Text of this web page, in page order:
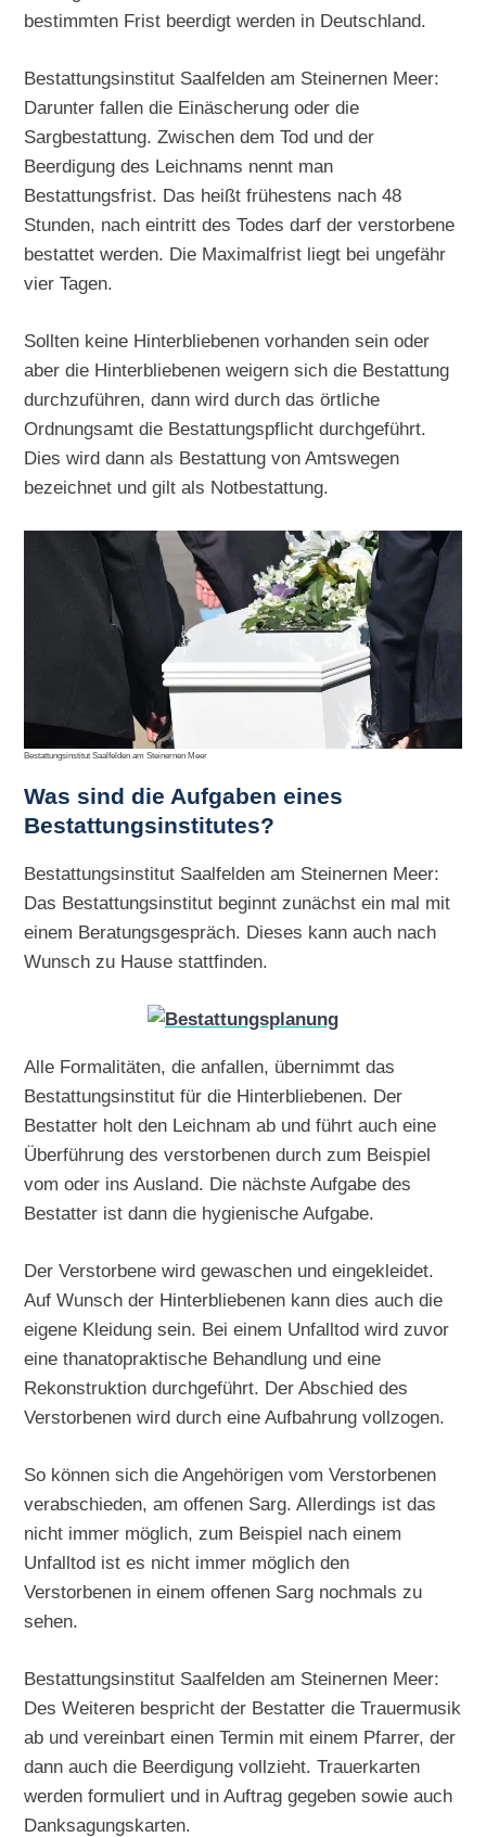
bestimmten Frist beerdigt werden in Deutschland.
Bestattungsinstitut Saalfelden am Steinernen Meer:
Darunter fallen die Einäscherung oder die
Sargbestattung. Zwischen dem Tod und der
Beerdigung des Leichnams nennt man
Bestattungsfrist. Das heißt frühestens nach 48
Stunden, nach eintritt des Todes darf der verstorbene
bestattet werden. Die Maximalfrist liegt bei ungefähr
vier Tagen.
Sollten keine Hinterbliebenen vorhanden sein oder
aber die Hinterbliebenen weigern sich die Bestattung
durchzuführen, dann wird durch das örtliche
Ordnungsamt die Bestattungspflicht durchgeführt.
Dies wird dann als Bestattung von Amtswegen
bezeichnet und gilt als Notbestattung.
Bestattungsinstitut Saalfelden am Steinernen Meer
Was sind die Aufgaben eines
Bestattungsinstitutes?
Bestattungsinstitut Saalfelden am Steinernen Meer:
Das Bestattungsinstitut beginnt zunächst ein mal mit
einem Beratungsgespräch. Dieses kann auch nach
Wunsch zu Hause stattfinden.
Alle Formalitäten, die anfallen, übernimmt das
Bestattungsinstitut für die Hinterbliebenen. Der
Bestatter holt den Leichnam ab und führt auch eine
Überführung des verstorbenen durch zum Beispiel
vom oder ins Ausland. Die nächste Aufgabe des
Bestatter ist dann die hygienische Aufgabe.
Der Verstorbene wird gewaschen und eingekleidet.
Auf Wunsch der Hinterbliebenen kann dies auch die
eigene Kleidung sein. Bei einem Unfalltod wird zuvor
eine thanatopraktische Behandlung und eine
Rekonstruktion durchgeführt. Der Abschied des
Verstorbenen wird durch eine Aufbahrung vollzogen.
So können sich die Angehörigen vom Verstorbenen
verabschieden, am offenen Sarg. Allerdings ist das
nicht immer möglich, zum Beispiel nach einem
Unfalltod ist es nicht immer möglich den
Verstorbenen in einem offenen Sarg nochmals zu
sehen.
Bestattungsinstitut Saalfelden am Steinernen Meer:
Des Weiteren bespricht der Bestatter die Trauermusik
ab und vereinbart einen Termin mit einem Pfarrer, der
dann auch die Beerdigung vollzieht. Trauerkarten
werden formuliert und in Auftrag gegeben sowie auch
Danksagungskarten.